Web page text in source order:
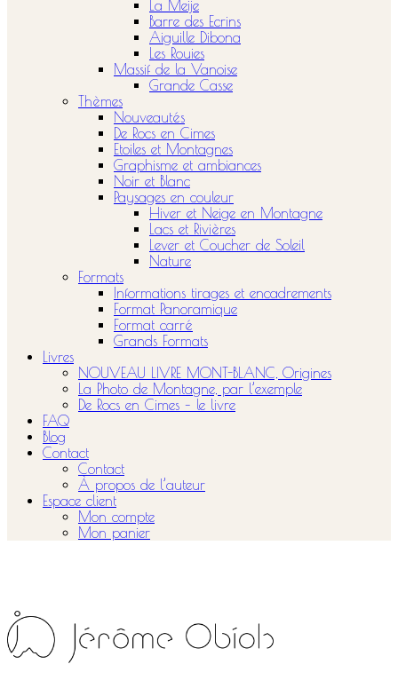
La Meije
Barre des Ecrins
Aiguille Dibona
Les Rouies
Massif de la Vanoise
Grande Casse
Thèmes
Nouveautés
De Rocs en Cimes
Etoiles et Montagnes
Graphisme et ambiances
Noir et Blanc
Paysages en couleur
Hiver et Neige en Montagne
Lacs et Rivières
Lever et Coucher de Soleil
Nature
Formats
Informations tirages et encadrements
Format Panoramique
Format carré
Grands Formats
Livres
NOUVEAU LIVRE MONT-BLANC, Origines
La Photo de Montagne, par l’exemple
De Rocs en Cimes – le livre
FAQ
Blog
Contact
Contact
À propos de l’auteur
Espace client
Mon compte
Mon panier